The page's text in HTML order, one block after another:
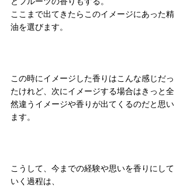
ここまで出てきたらこのイメージにあった精
油を選びます。
この時にイメージした香りはこんな感じだっ
たけれど、次にイメージする場合はきっと全
然違うイメージや香りが出てくるのだと思い
ます。
こうして、今までの経験や思いを香りにして
いく過程は、